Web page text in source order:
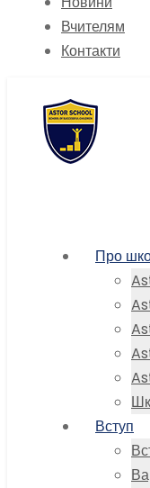
Вчителям
Контакти
Про
Вступ